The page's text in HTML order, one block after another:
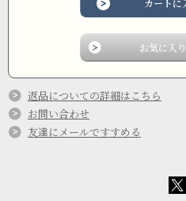
返品についての詳細はこちら
お問い合わせ
友達にメールですすめる